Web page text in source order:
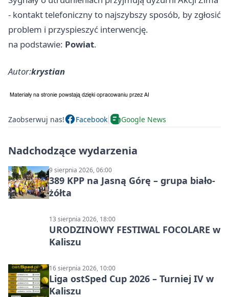
- kontakt telefoniczny to najszybszy sposób, by zgłosić
problem i przyspieszyć interwencję.
na podstawie: Powiat.
Autor:krystian
Zaobserwuj nas! Facebook Google News
Nadchodzące wydarzenia
9 sierpnia 2026, 06:00
389 KPP na Jasną Górę – grupa biało-
żółta
13 sierpnia 2026, 18:00
URODZINOWY FESTIWAL FOCOLARE w
Kaliszu
16 sierpnia 2026, 10:00
Liga ostSped Cup 2026 – Turniej IV w
Kaliszu